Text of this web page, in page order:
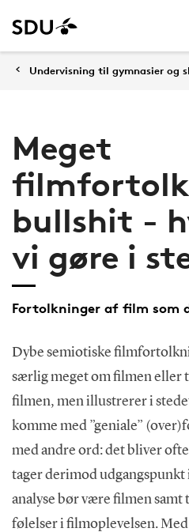
Undervisning til gymnasier og
Meget
bullshit -
vi gøre i
Fortolkninger af film som
Dybe semiotiske
særlig meget om filmen eller
filmen, men illustrerer i
komme med ”geniale”
med andre ord: det bliver
tager derimod
analyse bør være filmen samt
følelser i filmoplevelsen.